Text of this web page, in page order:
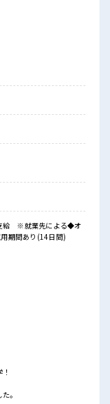
給 ※就業先による◆オ
期間あり(14日間)
。